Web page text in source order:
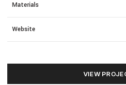
Materials
Website
VIEW